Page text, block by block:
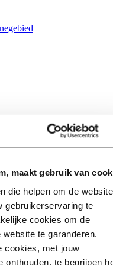
maakt gebruik van
die helpen om de website
gebruikerservaring te
cookies om de
te garanderen.
cookies, met jouw
onthouden, te begrijpen